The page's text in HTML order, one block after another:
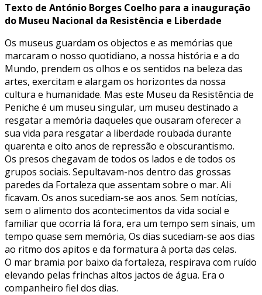
Texto de António Borges Coelho para a inauguração
do Museu Nacional da Resistência e Liberdade
Os museus guardam os objectos e as memórias que
marcaram o nosso quotidiano, a nossa história e a do
Mundo, prendem os olhos e os sentidos na beleza das
artes, exercitam e alargam os horizontes da nossa
cultura e humanidade. Mas este Museu da Resistência de
Peniche é um museu singular, um museu destinado a
resgatar a memória daqueles que ousaram oferecer a
sua vida para resgatar a liberdade roubada durante
quarenta e oito anos de repressão e obscurantismo.
Os presos chegavam de todos os lados e de todos os
grupos sociais. Sepultavam-nos dentro das grossas
paredes da Fortaleza que assentam sobre o mar. Ali
ficavam. Os anos sucediam-se aos anos. Sem notícias,
sem o alimento dos acontecimentos da vida social e
familiar que ocorria lá fora, era um tempo sem sinais, um
tempo quase sem memória, Os dias sucediam-se aos dias
ao ritmo dos apitos e da formatura à porta das celas.
O mar bramia por baixo da fortaleza, respirava com ruído
elevando pelas frinchas altos jactos de água. Era o
companheiro fiel dos dias.